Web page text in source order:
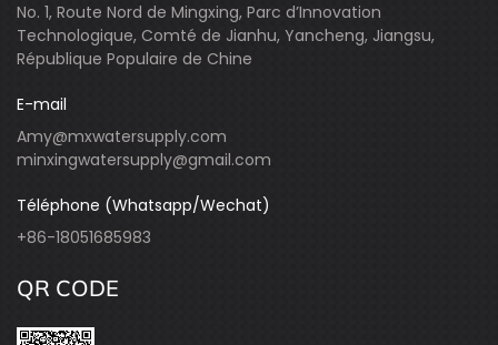
No. 1, Route Nord de Mingxing, Parc d’Innovation
Technologique, Comté de Jianhu, Yancheng, Jiangsu,
République Populaire de Chine
E-mail
Amy@mxwatersupply.com
minxingwatersupply@gmail.com
Téléphone (Whatsapp/Wechat)
+86-18051685983
QR CODE